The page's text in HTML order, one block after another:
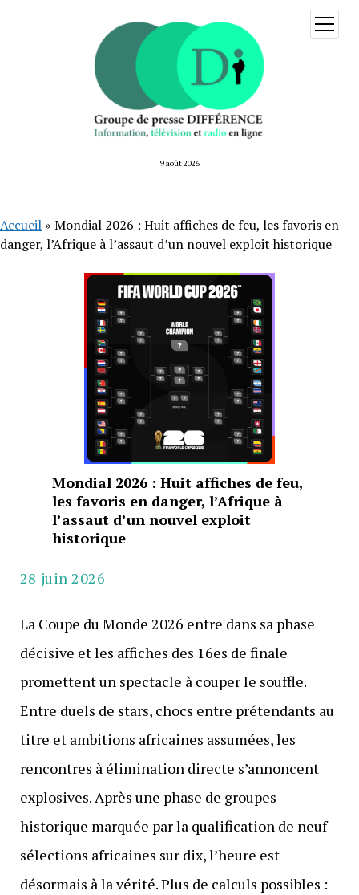
9 août 2026
ouvrir
menu
Accueil » Mondial 2026 : Huit affiches de feu, les favoris en
danger, l’Afrique à l’assaut d’un nouvel exploit historique
Mondial 2026 : Huit affiches de feu,
les favoris en danger, l’Afrique à
l’assaut d’un nouvel exploit
historique
28 juin 2026
La Coupe du Monde 2026 entre dans sa phase
décisive et les affiches des 16es de finale
promettent un spectacle à couper le souffle.
Entre duels de stars, chocs entre prétendants au
titre et ambitions africaines assumées, les
rencontres à élimination directe s’annoncent
explosives. Après une phase de groupes
historique marquée par la qualification de neuf
sélections africaines sur dix, l’heure est
désormais à la vérité. Plus de calculs possibles :